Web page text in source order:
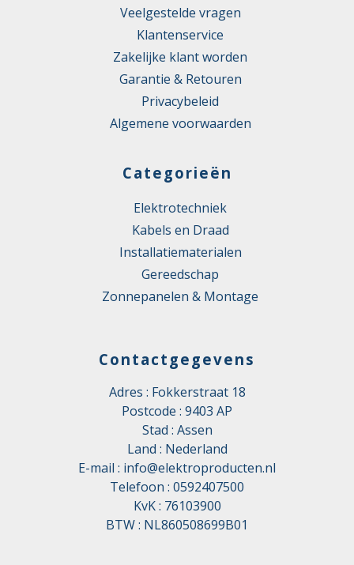
Veelgestelde vragen
Klantenservice
Zakelijke klant worden
Garantie & Retouren
Privacybeleid
Algemene voorwaarden
Categorieën
Elektrotechniek
Kabels en Draad
Installatiematerialen
Gereedschap
Zonnepanelen & Montage
Contactgegevens
Adres : Fokkerstraat 18
Postcode : 9403 AP
Stad : Assen
Land : Nederland
E-mail : info@elektroproducten.nl
Telefoon : 0592407500
KvK : 76103900
BTW : NL860508699B01